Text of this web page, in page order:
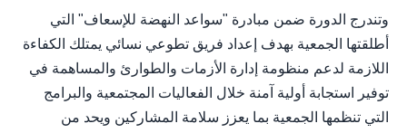
وتندرج الدورة ضمن مبادرة "سواعد النهضة للإسعاف" التي
أطلقتها الجمعية بهدف إعداد فريق تطوعي نسائي يمتلك الكفاءة
اللازمة لدعم منظومة إدارة الأزمات والطوارئ والمساهمة في
توفير استجابة أولية آمنة خلال الفعاليات المجتمعية والبرامج
التي تنظمها الجمعية بما يعزز سلامة المشاركين ويحد من